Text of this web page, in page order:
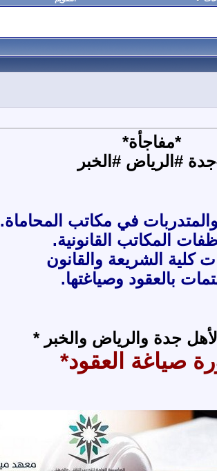
*مفاجأة*
#الرياض #الخبر
والمتدربات في مكاتب المحاماة.
المكاتب القانونية.
كلية الشريعة والقانون
بالعقود وصياغتها.
جدة والرياض والخبر *
صياغة العقود*